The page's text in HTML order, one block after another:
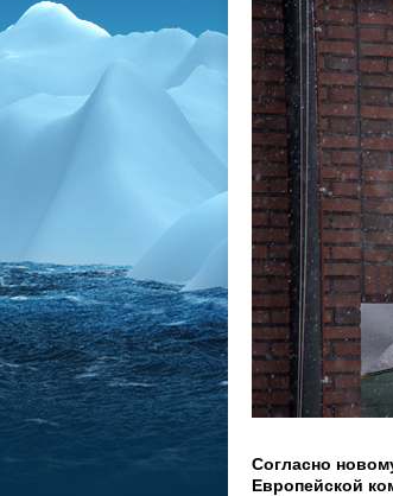
Согласно
Европейской